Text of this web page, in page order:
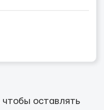
чтобы оставлять